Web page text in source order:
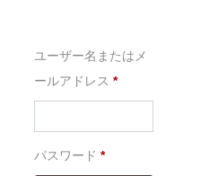
ユーザー名またはメ
ールアドレス *必
須
パスワード *必